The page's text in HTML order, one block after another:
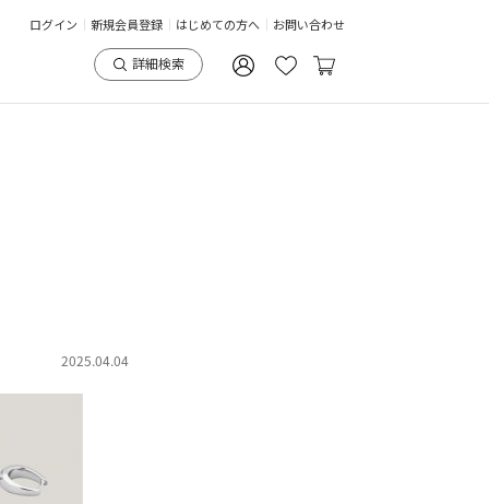
ログイン 新規会員登録 はじめての方へ お問い合わせ
詳細検索
2025.04.04